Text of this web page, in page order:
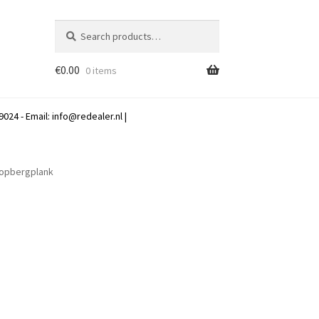
for:
€0.00 0 items
- Email: info@redealer.nl|